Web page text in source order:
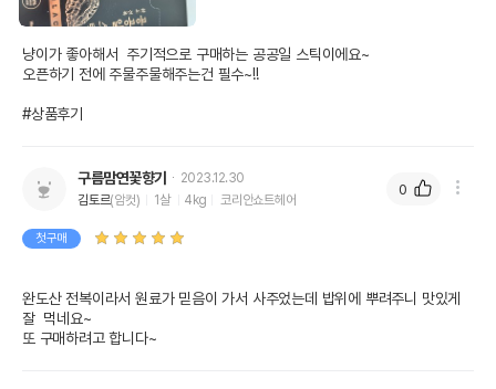
냥이가 좋아해서  주기적으로 구매하는 공공일 스틱이에요~
오픈하기 전에 주물주물해주는건 필수~!!
#상품후기
구름맘연꽃향기
2023.12.30
김토르(암컷) 1살 4kg 코리안쇼트헤어
첫구매
완도산 전복이라서 원료가 믿음이 가서 사주었는데 밥위에 뿌려주니 맛있게
잘  먹네요~
또 구매하려고 합니다~
0